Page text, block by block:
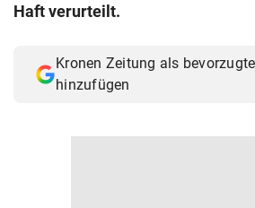
Haft verurteilt.
Kronen Zeitung als
hinzufügen